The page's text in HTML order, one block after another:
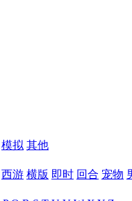
模拟 其他
西游 横版 即时 回合 宠物